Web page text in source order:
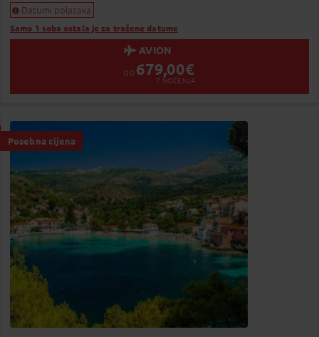
Datumi polazaka
Samo 1 soba ostala je za tražene datume
AVION
OD 679,00€
7 NOĆENJA
Posebna cijena